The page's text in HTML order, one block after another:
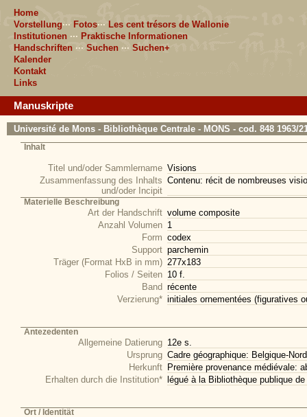
Home
Vorstellung··· Fotos··· Les cent trésors de Wallonie
Institutionen ··· Praktische Informationen
Handschriften ··· Suchen ··· Suchen+
Kalender
Kontakt
Links
Manuskripte
Université de Mons - Bibliothèque Centrale - MONS - cod. 848 1963/
Inhalt
Titel und/oder Sammlername Visions
Zusammenfassung des Inhalts
und/oder Incipit
Contenu: récit de nombreuses
Materielle Beschreibung
Art der Handschrift volume composite
Anzahl Volumen 1
Form codex
Support parchemin
Träger (Format HxB in mm) 277x183
Folios / Seiten 10 f.
Band récente
Verzierung* initiales ornementées (figuratives
Antezedenten
Allgemeine Datierung 12e s.
Ursprung Cadre géographique: Belgique-
Herkunft Première provenance médiévale:
Erhalten durch die Institution*
légué à la Bibliothèque publique
Ort / Identität